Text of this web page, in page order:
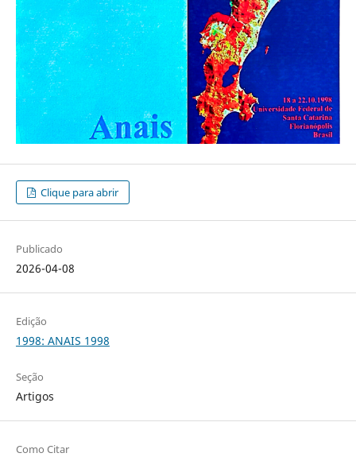
Clique para abrir
Publicado
2026-04-08
Edição
1998: ANAIS 1998
Seção
Artigos
Como Citar